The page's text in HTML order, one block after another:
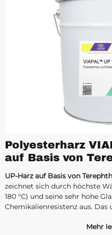
Polyesterharz
auf Basis von
UP-Harz auf Basis von
zeichnet sich durch höchste
180 °C) und seine sehr hohe
Chemikalienresistenz aus.
Wunsch
Mehr